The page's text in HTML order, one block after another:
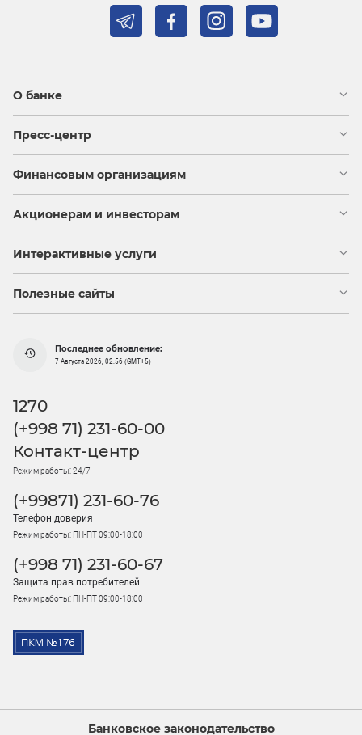
О банке
Пресс-центр
Финансовым организациям
Акционерам и инвесторам
Интерактивные услуги
Полезные сайты
Последнее обновление:
7 Августа 2026, 02:56 (GMT+5)
1270
(+998 71) 231-60-00
Контакт-центр
Режим работы: 24/7
(+99871) 231-60-76
Телефон доверия
Режим работы: ПН-ПТ 09:00-18:00
(+998 71) 231-60-67
Защита прав потребителей
Режим работы: ПН-ПТ 09:00-18:00
Банковское законодательство